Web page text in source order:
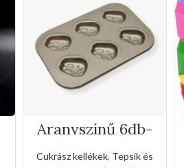
Aranyszínű 6db-
os nyuszi formájú
tepsi
Cukrász kellékek, Tepsik és